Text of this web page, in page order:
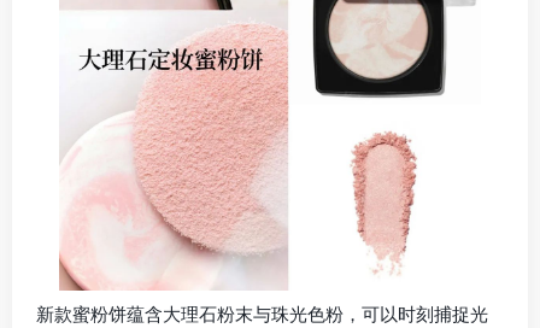
新款蜜粉饼蕴含大理石粉末与珠光色粉，可以时刻捕捉光